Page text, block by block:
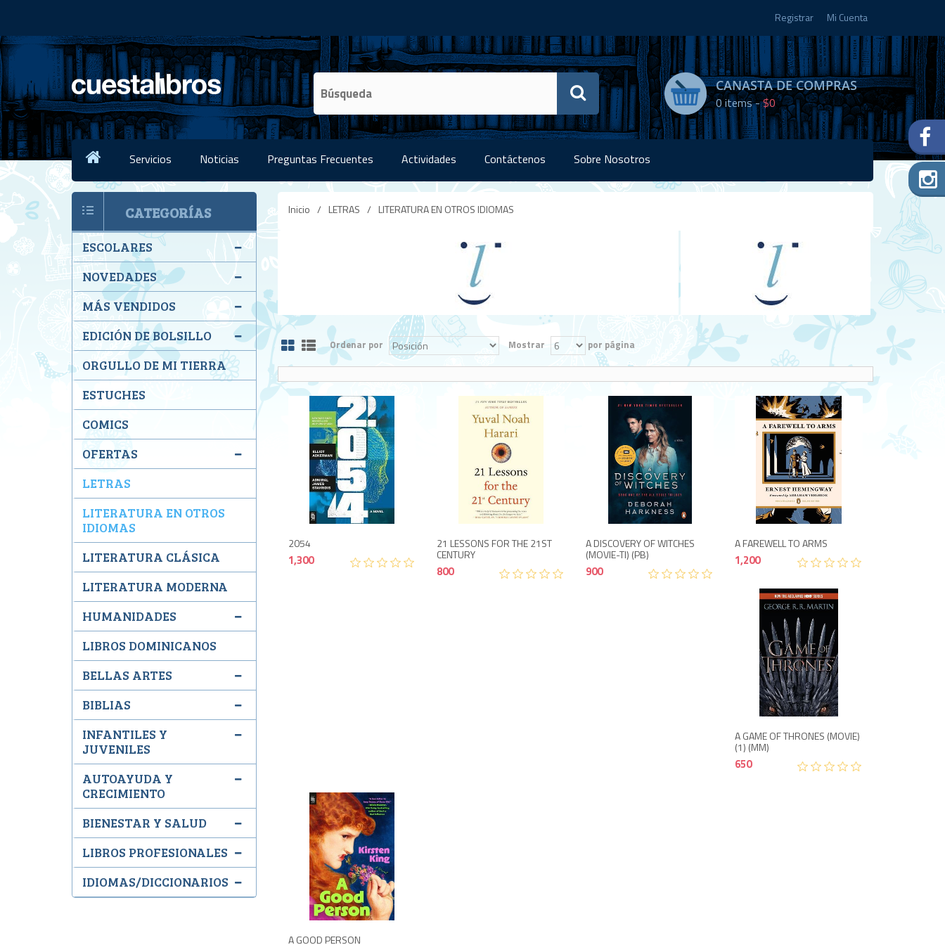
Registrar Mi Cuenta
CANASTA DE COMPRAS
0items -$0
Servicios Noticias Preguntas Frecuentes Actividades Contáctenos Sobre Nosotros
Inicio / LETRAS / LITERATURA EN OTROS IDIOMAS
Ordenar por Mostrar por página
2054
1,300
21 LESSONS FOR THE 21ST
CENTURY
800
A DISCOVERY OF WITCHES
(MOVIE-TI) (PB)
900
A FAREWELL TO ARMS
1,200
A GAME OF THRONES (MOVIE)
(1) (MM)
650
A GOOD PERSON
CATEGORÍAS
ESCOLARES
NOVEDADES
MÁS VENDIDOS
EDICIÓN DE BOLSILLO
ORGULLO DE MI TIERRA
ESTUCHES
COMICS
OFERTAS
LETRAS
LITERATURA EN OTROS
IDIOMAS
LITERATURA CLÁSICA
LITERATURA MODERNA
HUMANIDADES
LIBROS DOMINICANOS
BELLAS ARTES
BIBLIAS
INFANTILES Y
JUVENILES
AUTOAYUDA Y
CRECIMIENTO
BIENESTAR Y SALUD
LIBROS PROFESIONALES
IDIOMAS/DICCIONARIOS